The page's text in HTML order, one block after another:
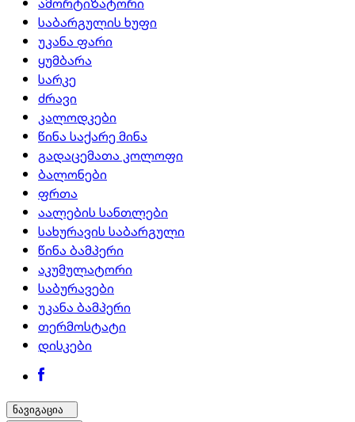
საბარგულის ხუფი
უკანა ფარი
ყუმბარა
სარკე
ძრავი
კალოდკები
წინა საქარე მინა
გადაცემათა კოლოფი
ბალონები
ფრთა
აალების სანთლები
სახურავის საბარგული
წინა ბამპერი
აკუმულატორი
საბურავები
უკანა ბამპერი
თერმოსტატი
დისკები
ნავიგაცია